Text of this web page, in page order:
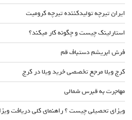
ایران تیرچه تولیدکننده تیرچه کرومیت
استارلینک چیست و چگونه کار میکند؟
فرش ابریشم دستباف قم
کرج ویلا مرجع تخصصی خرید ویلا در کرج
مهاجرت به قبرس شمالی
ویزای تحصیلی چیست ؟ راهنمای کلی دریافت